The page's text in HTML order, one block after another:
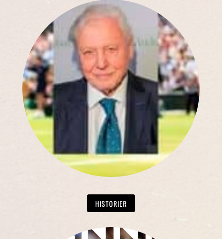
HISTORIER